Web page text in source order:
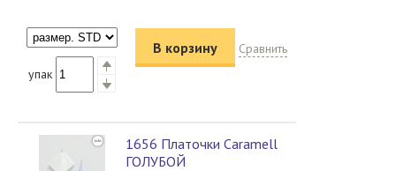
упак
В корзину Сравнить
1656 Платочки Caramell
ГОЛУБОЙ